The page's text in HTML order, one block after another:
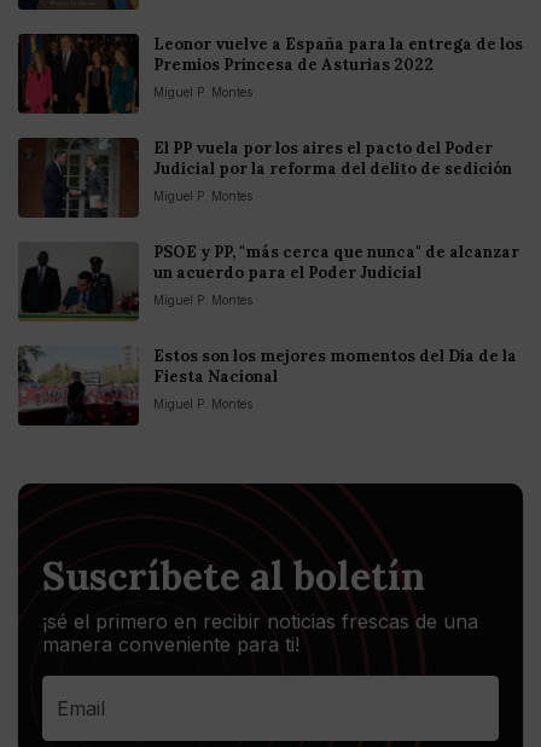
Leonor vuelve a España para la entrega de los
Premios Princesa de Asturias 2022
Miguel P. Montes
El PP vuela por los aires el pacto del Poder
Judicial por la reforma del delito de sedición
Miguel P. Montes
PSOE y PP, "más cerca que nunca" de alcanzar
un acuerdo para el Poder Judicial
Miguel P. Montes
Estos son los mejores momentos del Día de la
Fiesta Nacional
Miguel P. Montes
Suscríbete al boletín
¡sé el primero en recibir noticias frescas de una
manera conveniente para ti!